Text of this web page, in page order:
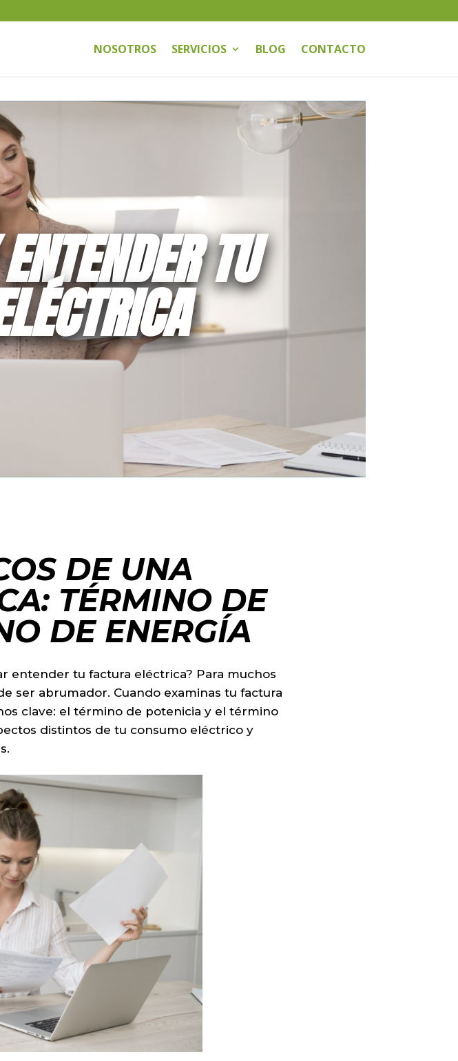
NOSOTROS SERVICIOS BLOG CONTACTO
TU
DE UNA
TÉRMINO DE
DE ENERGÍA
entender tu factura eléctrica? Para muchos
ser abrumador. Cuando examinas tu factura
clave: el término de potenicia y el término
distintos de tu consumo eléctrico y